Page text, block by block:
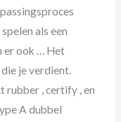
als een
er ook … Het
je verdient.
rubber , certify , en
A dubbel